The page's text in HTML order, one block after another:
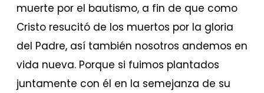
muerte por el bautismo, a fin de que como
Cristo resucitó de los muertos por la gloria
del Padre, así también nosotros andemos en
vida nueva. Porque si fuimos plantados
juntamente con él en la semejanza de su